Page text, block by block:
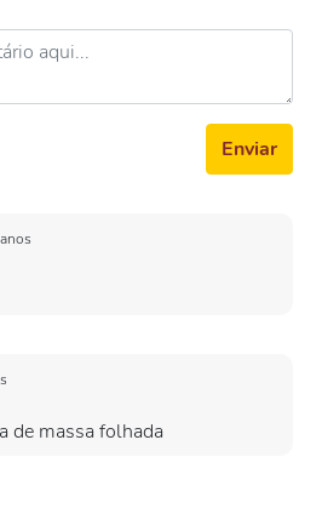
Enviar
de massa folhada